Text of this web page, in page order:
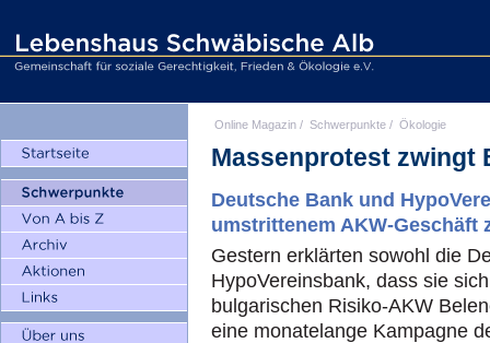
Online Magazin / Schwerpunkte / Ökologie
Massenprotest zwingt
Deutsche Bank und
umstrittenem AKW-Geschäft
Gestern erklärten sowohl die
HypoVereinsbank, dass sie
bulgarischen Risiko-AKW
eine monatelange Kampagne